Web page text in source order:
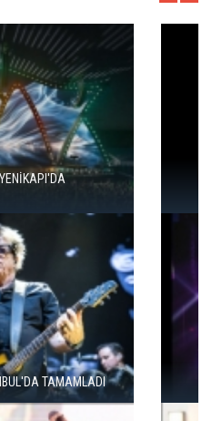
TURGAY ERDENER'DEN
ÇAĞRISI
İSTANBUL'A GELİYOR